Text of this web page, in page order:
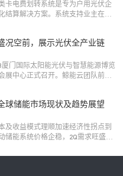
卡电费划转系统是专为户用光伏企
结算解决方案。系统支持业主在线
渠道，具备资金可溯、高效合规等
企业应对“光e宝”退出后的结算挑
投资集团、国家电力投资集团等头
家新能源服务商。
况空前，展示光伏全产业链
厦门国际太阳能光伏与智慧能源博览
展中心正式召开。鲸能云团队前往
球储能市场现状及趋势展望
及收益模式理顺加速经济性拐点到
储能系统价格企稳，2Q需求旺盛。
，企业出货环比持续高增。1Q24碳